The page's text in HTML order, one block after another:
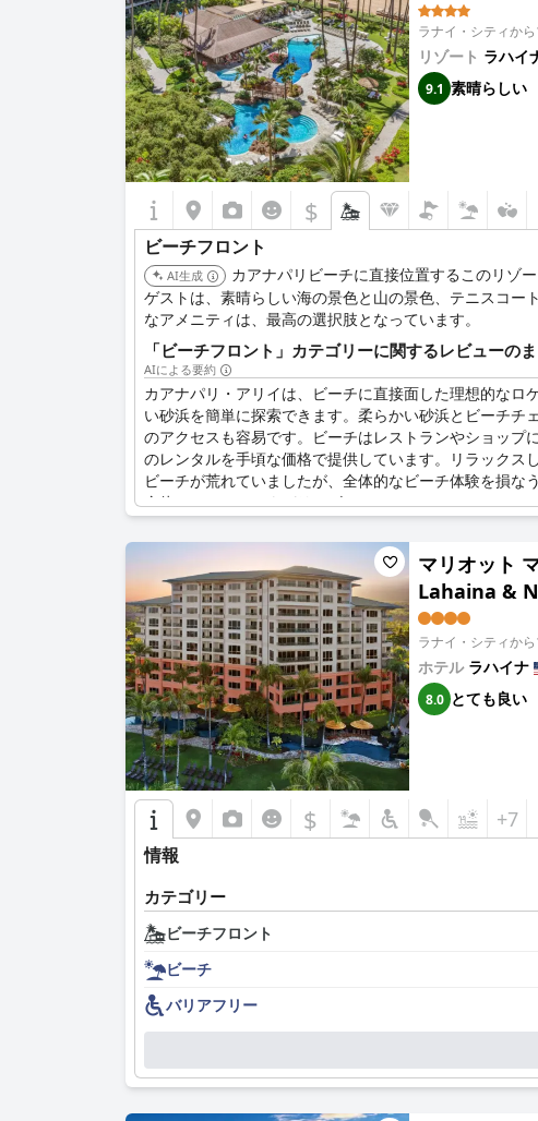
ラナイ・シティか
リゾート ラハイ
9.1 素晴らしい
$
ビーチフロント
AI生成
カアナパリビーチに直接位置するこのリゾ
ゲストは、素晴らしい海の景色と山の景色、テニスコ
なアメニティは、最高の選択肢となっています。
「ビーチフロント」カテゴリーに関するレビューの
AIによる要約
カアナパリ・アリイは、ビーチに直接面した理想的な
い砂浜を簡単に探索できます。柔らかい砂浜とビーチ
のアクセスも容易です。ビーチはレストランやショップ
のレンタルを手頃な価格で提供しています。リラック
ビーチが荒れていましたが、全体的なビーチ体験を損な
全体として、カアナパリ・ビーチのロケーションは、
マリオット
Lahaina &
ラナイ・シティか
ホテル ラハイナ
8.0 とても良い
$ +7
情報
カテゴリー
ビーチフロント
ビーチ
バリアフリー